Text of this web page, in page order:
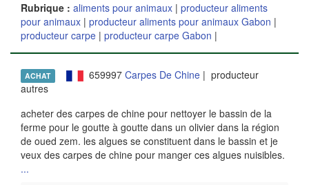
Rubrique : aliments pour animaux | producteur aliments
pour animaux | producteur aliments pour animaux Gabon |
producteur carpe | producteur carpe Gabon |
ACHAT 659997 Carpes De Chine| producteur
autres
acheter des carpes de chine pour nettoyer le bassin de la
ferme pour le goutte à goutte dans un olivier dans la région
de oued zem. les algues se constituent dans le bassin et je
veux des carpes de chine pour manger ces algues nuisibles.
...